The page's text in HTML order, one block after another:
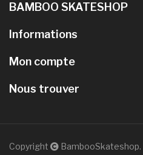
BAMBOO SKATESHOP
Informations
Mon compte
Nous trouver
Copyright